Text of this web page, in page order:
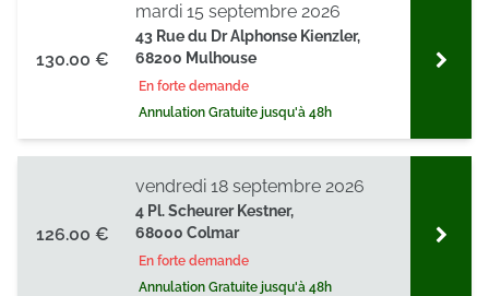
130.00 €
43 Rue du Dr Alphonse Kienzler,
68200 Mulhouse
En forte demande
Annulation Gratuite jusqu'à 48h
mardi 15 septembre 2026
126.00 €
4 Pl. Scheurer Kestner,
68000 Colmar
En forte demande
Annulation Gratuite jusqu'à 48h
vendredi 18 septembre 2026